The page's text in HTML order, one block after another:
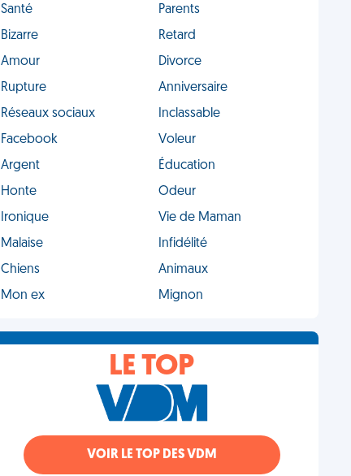
Santé
Parents
Bizarre
Retard
Amour
Divorce
Rupture
Anniversaire
Réseaux sociaux
Inclassable
Facebook
Voleur
Argent
Éducation
Honte
Odeur
Ironique
Vie de Maman
Malaise
Infidélité
Chiens
Animaux
Mon ex
Mignon
LE TOP
VOIR LE TOP DES VDM